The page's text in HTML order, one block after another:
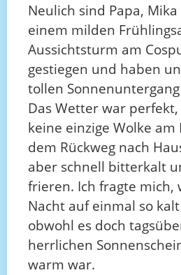
Neulich sind Papa,
einem milden
Aussichtsturm am
gestiegen und haben
tollen
Das Wetter war
keine einzige Wolke
dem Rückweg nach
aber schnell bitterkalt
frieren. Ich fragte mich,
Nacht auf einmal so
obwohl es doch
herrlichen
warm war.